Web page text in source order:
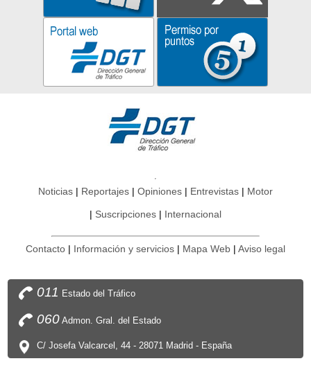
Noticias Reportajes Opiniones Entrevistas Motor
Suscripciones Internacional
Contacto Información y servicios Mapa Web Aviso legal
011 Estado del Tráfico
060Admon. Gral. del Estado
C/ Josefa Valcarcel, 44 - 28071 Madrid - España